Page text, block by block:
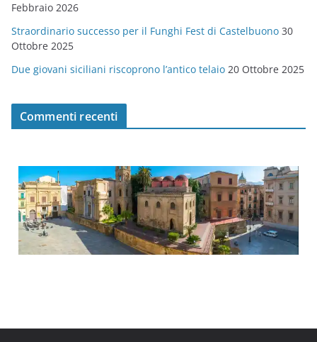
Febbraio 2026
Straordinario successo per il Funghi Fest di Castelbuono 30
Ottobre 2025
Due giovani siciliani riscoprono l’antico telaio 20 Ottobre 2025
Commenti recenti